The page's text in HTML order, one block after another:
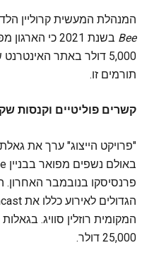
המנהלת המעשית קרוליין
Bee
בשנת 2021 כי
5,000 דולר באתר
תורמים זו.
קשרים פוליטיים וקנסות
פרנסיסקו בנובמבר האחרון.
25,000 דולר.